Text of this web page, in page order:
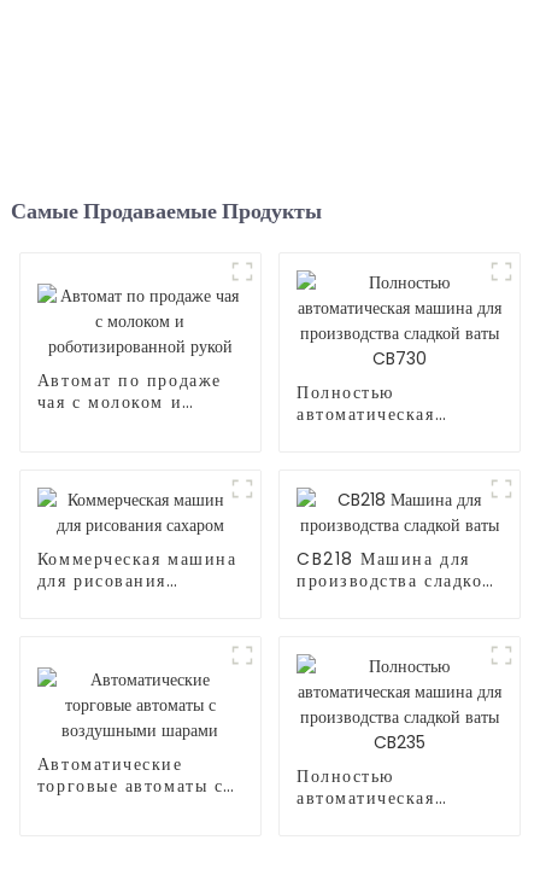
Самые Продаваемые Продукты
Автомат по продаже
чая с молоком и
Полностью
автоматическая
Коммерческая машина
для рисования
CB218 Машина для
производства сладкой
Автоматические
торговые автоматы с
Полностью
автоматическая